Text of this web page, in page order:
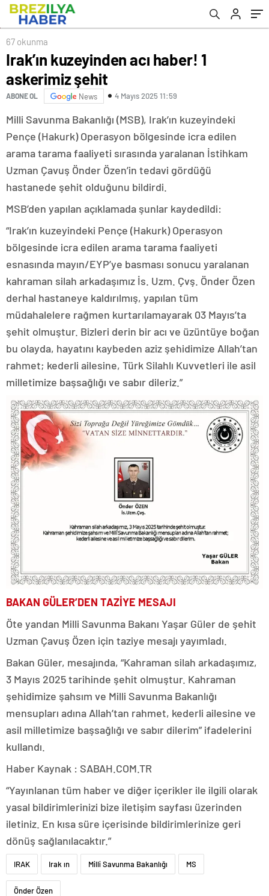
67 okunma
Irak’ın kuzeyinden acı haber! 1
askerimiz şehit
ABONE OL News 4 Mayıs 2025 11:59
Milli Savunma Bakanlığı (MSB), Irak’ın kuzeyindeki
Pençe (Hakurk) Operasyon bölgesinde icra edilen
arama tarama faaliyeti sırasında yaralanan İstihkam
Uzman Çavuş Önder Özen’in tedavi gördüğü
hastanede şehit olduğunu bildirdi.
MSB’den yapılan açıklamada şunlar kaydedildi:
“Irak’ın kuzeyindeki Pençe (Hakurk) Operasyon
bölgesinde icra edilen arama tarama faaliyeti
esnasında mayın/EYP’ye basması sonucu yaralanan
kahraman silah arkadaşımız İs. Uzm. Çvş. Önder Özen
derhal hastaneye kaldırılmış, yapılan tüm
müdahalelere rağmen kurtarılamayarak 03 Mayıs’ta
şehit olmuştur. Bizleri derin bir acı ve üzüntüye boğan
bu olayda, hayatını kaybeden aziz şehidimize Allah’tan
rahmet; kederli ailesine, Türk Silahlı Kuvvetleri ile asil
milletimize başsağlığı ve sabır dileriz.”
BAKAN GÜLER’DEN TAZİYE MESAJI
Öte yandan Milli Savunma Bakanı Yaşar Güler de şehit
Uzman Çavuş Özen için taziye mesajı yayımladı.
Bakan Güler, mesajında, “Kahraman silah arkadaşımız,
3 Mayıs 2025 tarihinde şehit olmuştur. Kahraman
şehidimize şahsım ve Milli Savunma Bakanlığı
mensupları adına Allah’tan rahmet, kederli ailesine ve
asil milletimize başsağlığı ve sabır dilerim” ifadelerini
kullandı.
Haber Kaynak : SABAH.COM.TR
“Yayınlanan tüm haber ve diğer içerikler ile ilgili olarak
yasal bildirimlerinizi bize iletişim sayfası üzerinden
iletiniz. En kısa süre içerisinde bildirimlerinize geri
dönüş sağlanılacaktır.”
IRAK Irak ın Milli Savunma Bakanlığı MS
Önder Özen